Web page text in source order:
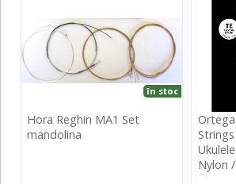
mandolina
Hora Reghin MA1 Set
mandolina
în stoc
Strings
String
Nylon